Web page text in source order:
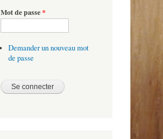
Mot de passe*
Demander un nouveau mot
de passe